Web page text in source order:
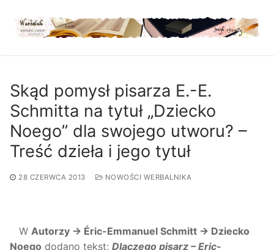
treści
Skąd pomysł pisarza E.-E.
Schmitta na tytuł „Dziecko
Noego” dla swojego utworu? –
Treść dzieła i jego tytuł
28 CZERWCA 2013 NOWOŚCI WERBALNIKA
W Autorzy → Éric-Emmanuel Schmitt → Dziecko
Noego dodano tekst: Dlaczego pisarz – Eric-